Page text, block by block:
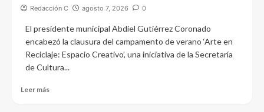
Redacción C agosto 7, 2026 0
El presidente municipal Abdiel Gutiérrez Coronado
encabezó la clausura del campamento de verano ‘Arte en
Reciclaje: Espacio Creativo’, una iniciativa de la Secretaría
de Cultura...
Leer más